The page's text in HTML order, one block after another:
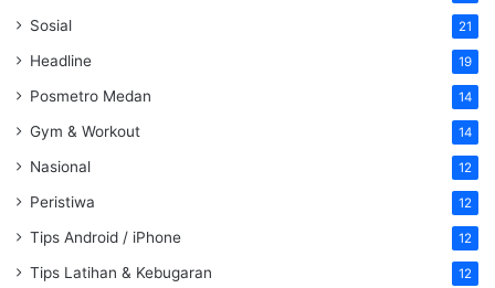
Sosial 21
Headline 19
Posmetro Medan 14
Gym & Workout 14
Nasional 12
Peristiwa 12
Tips Android / iPhone 12
Tips Latihan & Kebugaran 12